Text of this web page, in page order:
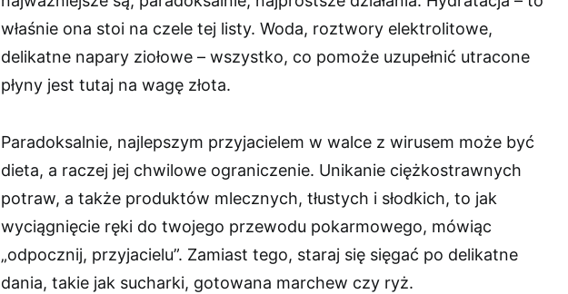
właśnie ona stoi na czele tej listy. Woda, roztwory elektrolitowe,
delikatne napary ziołowe – wszystko, co pomoże uzupełnić utracone
płyny jest tutaj na wagę złota.
Paradoksalnie, najlepszym przyjacielem w walce z wirusem może być
dieta, a raczej jej chwilowe ograniczenie. Unikanie ciężkostrawnych
potraw, a także produktów mlecznych, tłustych i słodkich, to jak
wyciągnięcie ręki do twojego przewodu pokarmowego, mówiąc
„odpocznij, przyjacielu”. Zamiast tego, staraj się sięgać po delikatne
dania, takie jak sucharki, gotowana marchew czy ryż.